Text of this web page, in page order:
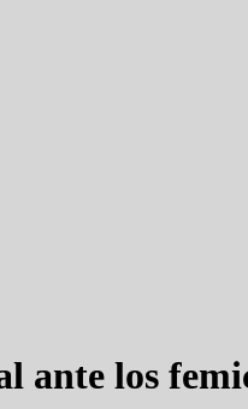
ante los